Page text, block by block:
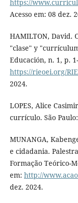
https://
Acesso em: 08 dez.
HAMILTON, David.
"clase" y
Educación, n. 1, p.
https://rieoei.org/
2024.
LOPES, Alice
currículo. São
MUNANGA,
e cidadania.
Formação Teórico-
em: http://
dez. 2024.